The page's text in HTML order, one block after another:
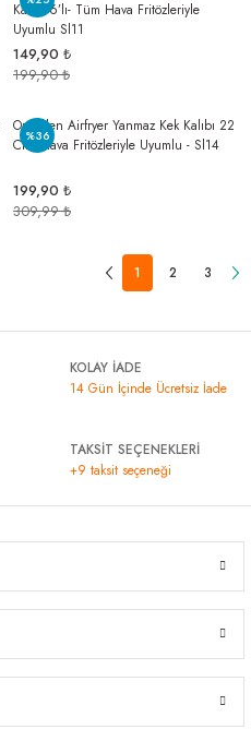
Kalıbı 6’lı- Tüm Hava Fritözleriyle
Uyumlu Sl11
149,90 ₺
199,90 ₺
%36
Onikiden Airfryer Yanmaz Kek Kalıbı 22
Cm, Hava Fritözleriyle Uyumlu - Sl14
199,90 ₺
309,99 ₺
1 2 3
KOLAY İADE
14 Gün İçinde Ücretsiz İade
TAKSİT SEÇENEKLERİ
+9 taksit seçeneği